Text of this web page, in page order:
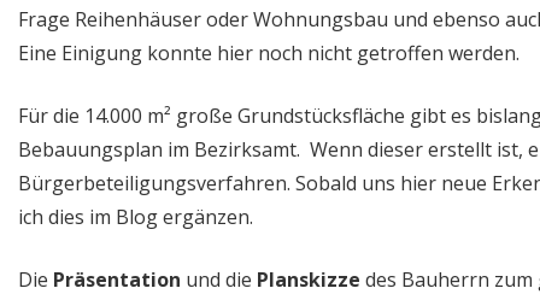
Frage Reihenhäuser oder Wohnungsbau und ebenso
Eine Einigung konnte hier noch nicht getroffen werden.
Für die 14.000 m² große Grundstücksfläche gibt es
Bebauungsplan im Bezirksamt. Wenn dieser erstellt ist,
Bürgerbeteiligungsverfahren. Sobald uns hier neue
ich dies im Blog ergänzen.
Die Präsentation und die Planskizze des Bauherrn